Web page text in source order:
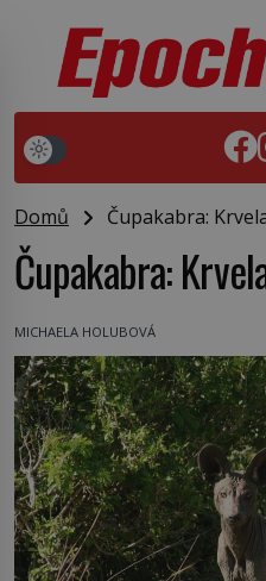
Domů Čupakabra:
Čupakabra:
MICHAELA HOLUBOVÁ